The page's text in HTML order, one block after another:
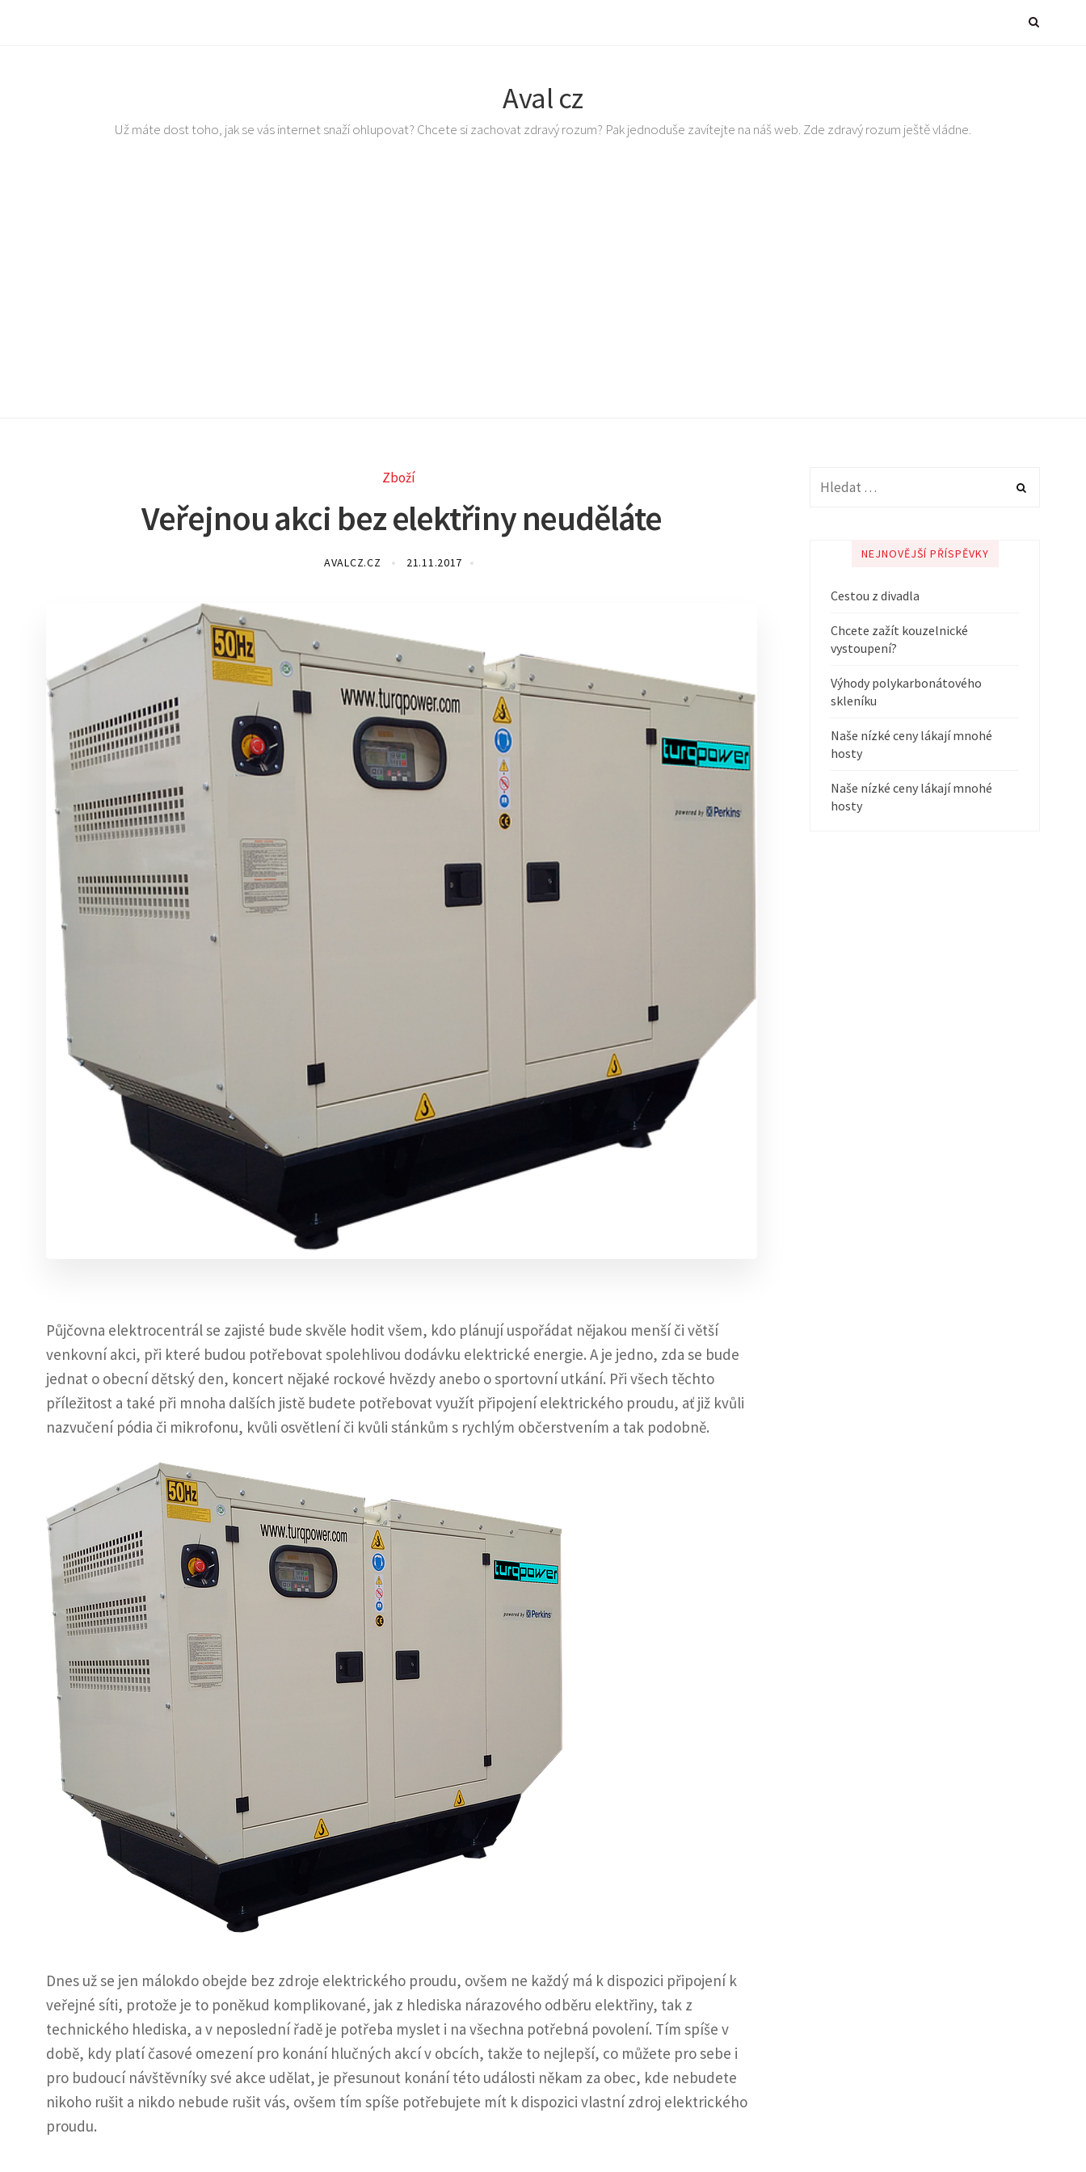
Aval cz
Už máte dost toho, jak se vás internet snaží ohlupovat? Chcete si zachovat zdravý rozum? Pak jednoduše zavítejte na náš web. Zde zdravý rozum ještě vládne.
Zboží
Veřejnou akci bez elektřiny neuděláte
AVALCZ.CZ 21.11.2017
Půjčovna elektrocentrálse zajisté bude skvěle hodit všem, kdo plánují uspořádat nějakou menší či větší
venkovní akci, při které budou potřebovat spolehlivou dodávku elektrické energie. A je jedno, zda se bude
jednat o obecní dětský den, koncert nějaké rockové hvězdy anebo o sportovní utkání. Při všech těchto
příležitost a také při mnoha dalších jistě budete potřebovat využít připojení elektrického proudu, ať již kvůli
nazvučení pódia či mikrofonu, kvůli osvětlení či kvůli stánkům s rychlým občerstvením a tak podobně.
Dnes už se jen málokdo obejde bez zdroje elektrického proudu, ovšem ne každý má k dispozici připojení k
veřejné síti, protože je to poněkud komplikované, jak z hlediska nárazového odběru elektřiny, tak z
technického hlediska, a v neposlední řadě je potřeba myslet i na všechna potřebná povolení. Tím spíše v
době, kdy platí časové omezení pro konání hlučných akcí v obcích, takže to nejlepší, co můžete pro sebe i
pro budoucí návštěvníky své akce udělat, je přesunout konání této události někam za obec, kde nebudete
nikoho rušit a nikdo nebude rušit vás, ovšem tím spíše potřebujete mít k dispozici vlastní zdroj elektrického
proudu.
NEJNOVĚJŠÍ PŘÍSPĚVKY
Cestou z divadla
Chcete zažít kouzelnické
vystoupení?
Výhody polykarbonátového
skleníku
Naše nízké ceny lákají mnohé
hosty
Naše nízké ceny lákají mnohé
hosty